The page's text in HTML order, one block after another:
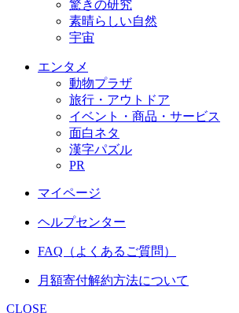
驚きの研究
素晴らしい自然
宇宙
エンタメ
動物プラザ
旅行・アウトドア
イベント・商品・サービス
面白ネタ
漢字パズル
PR
マイページ
ヘルプセンター
FAQ（よくあるご質問）
月額寄付解約方法について
CLOSE